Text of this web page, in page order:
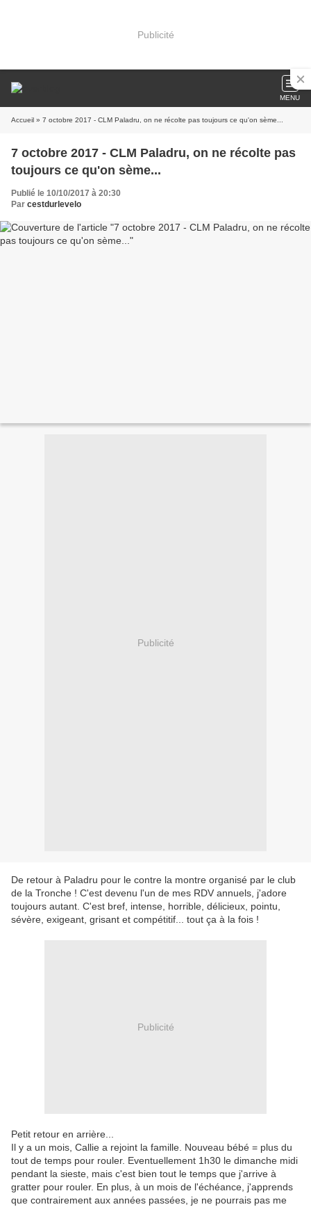
Publicité
MENU
Accueil » 7 octobre 2017 - CLM Paladru, on ne récolte pas toujours ce qu'on sème...
7 octobre 2017 - CLM Paladru, on ne récolte pas
toujours ce qu'on sème...
Publié le 10/10/2017 à 20:30
Par cestdurlevelo
Publicité
De retour à Paladru pour le contre la montre organisé par le club
de la Tronche ! C'est devenu l'un de mes RDV annuels, j'adore
toujours autant. C'est bref, intense, horrible, délicieux, pointu,
sévère, exigeant, grisant et compétitif... tout ça à la fois !
Publicité
Petit retour en arrière...
Il y a un mois, Callie a rejoint la famille. Nouveau bébé = plus du
tout de temps pour rouler. Eventuellement 1h30 le dimanche midi
pendant la sieste, mais c'est bien tout le temps que j'arrive à
gratter pour rouler. En plus, à un mois de l'échéance, j'apprends
que contrairement aux années passées, je ne pourrais pas me